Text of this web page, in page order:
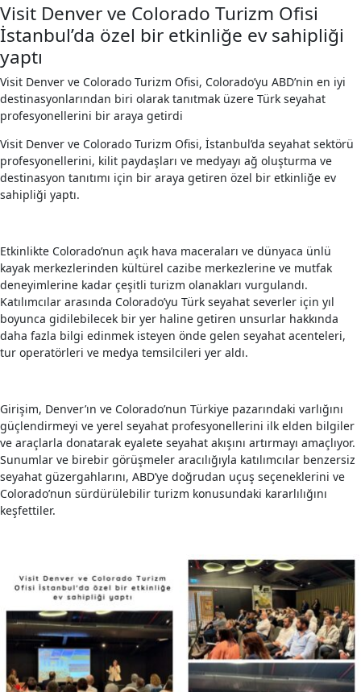
Visit Denver ve Colorado Turizm Ofisi
İstanbul’da özel bir etkinliğe ev sahipliği
yaptı
Visit Denver ve Colorado Turizm Ofisi, Colorado’yu ABD’nin en iyi
destinasyonlarından biri olarak tanıtmak üzere Türk seyahat
profesyonellerini bir araya getirdi
Visit Denver ve Colorado Turizm Ofisi, İstanbul’da seyahat sektörü
profesyonellerini, kilit paydaşları ve medyayı ağ oluşturma ve
destinasyon tanıtımı için bir araya getiren özel bir etkinliğe ev
sahipliği yaptı.
Etkinlikte Colorado’nun açık hava maceraları ve dünyaca ünlü
kayak merkezlerinden kültürel cazibe merkezlerine ve mutfak
deneyimlerine kadar çeşitli turizm olanakları vurgulandı.
Katılımcılar arasında Colorado’yu Türk seyahat severler için yıl
boyunca gidilebilecek bir yer haline getiren unsurlar hakkında
daha fazla bilgi edinmek isteyen önde gelen seyahat acenteleri,
tur operatörleri ve medya temsilcileri yer aldı.
Girişim, Denver’ın ve Colorado’nun Türkiye pazarındaki varlığını
güçlendirmeyi ve yerel seyahat profesyonellerini ilk elden bilgiler
ve araçlarla donatarak eyalete seyahat akışını artırmayı amaçlıyor.
Sunumlar ve birebir görüşmeler aracılığıyla katılımcılar benzersiz
seyahat güzergahlarını, ABD’ye doğrudan uçuş seçeneklerini ve
Colorado’nun sürdürülebilir turizm konusundaki kararlılığını
keşfettiler.